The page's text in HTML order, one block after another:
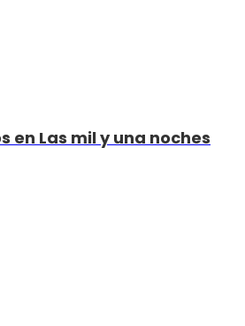
en Las mil y una noches